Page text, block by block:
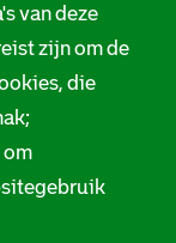
van deze
zijn om de
die
om